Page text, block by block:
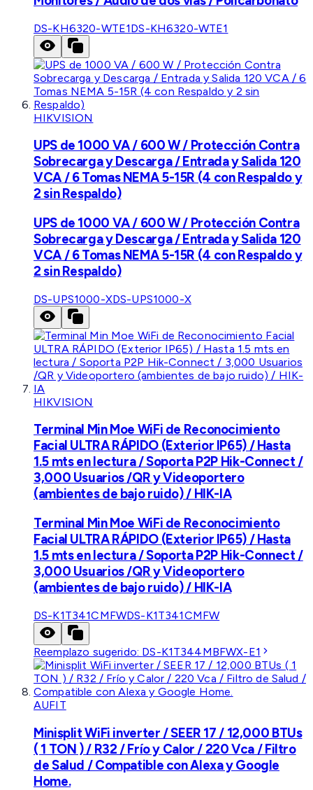
DS-KH6320-WTE1DS-KH6320-WTE1
HIKVISION
UPS de 1000 VA / 600 W / Protección Contra
Sobrecarga y Descarga / Entrada y Salida 120
VCA / 6 Tomas NEMA 5-15R (4 con Respaldo y
2 sin Respaldo)
UPS de 1000 VA / 600 W / Protección Contra
Sobrecarga y Descarga / Entrada y Salida 120
VCA / 6 Tomas NEMA 5-15R (4 con Respaldo y
2 sin Respaldo)
DS-UPS1000-XDS-UPS1000-X
HIKVISION
Terminal Min Moe WiFi de Reconocimiento
Facial ULTRA RÁPIDO (Exterior IP65) / Hasta
1.5 mts en lectura / Soporta P2P Hik-Connect /
3,000 Usuarios /QR y Videoportero
(ambientes de bajo ruido) / HIK-IA
Terminal Min Moe WiFi de Reconocimiento
Facial ULTRA RÁPIDO (Exterior IP65) / Hasta
1.5 mts en lectura / Soporta P2P Hik-Connect /
3,000 Usuarios /QR y Videoportero
(ambientes de bajo ruido) / HIK-IA
DS-K1T341CMFWDS-K1T341CMFW
Reemplazo sugerido: DS-K1T344MBFWX-E1
AUFIT
Minisplit WiFi inverter / SEER 17 / 12,000 BTUs
( 1 TON ) / R32 / Frío y Calor / 220 Vca / Filtro
de Salud / Compatible con Alexa y Google
Home.